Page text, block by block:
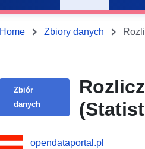
Home Zbiory danych
Zbiór
danych
opendataportal.pl